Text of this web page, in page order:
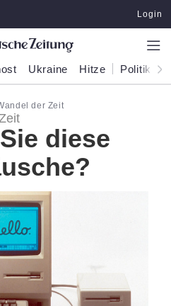
Login
Ukraine Hitze Politik
der Zeit
diese